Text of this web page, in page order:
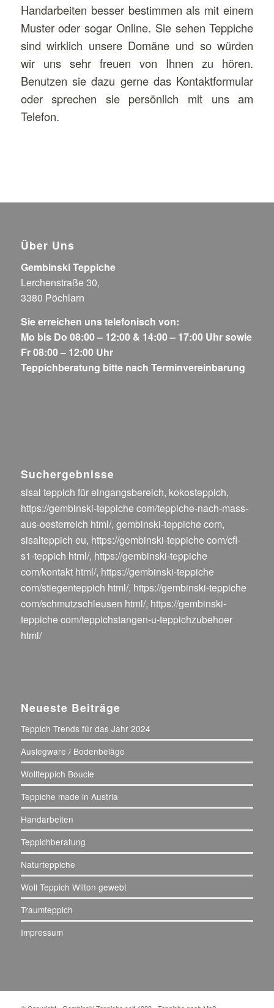
Handarbeiten besser bestimmen als mit einem
Muster oder sogar Online. Sie sehen Teppiche
sind wirklich unsere Domäne und so würden
wir uns sehr freuen von Ihnen zu hören.
Benutzen sie dazu gerne das Kontaktformular
oder sprechen sie persönlich mit uns am
Telefon.
Über Uns
Gembinski Teppiche
Lerchenstraße 30,
3380 Pöchlarn
Sie erreichen uns telefonisch von:
Mo bis Do 08:00 – 12:00 & 14:00 – 17:00 Uhr sowie
Fr 08:00 – 12:00 Uhr
Teppichberatung bitte nach Terminvereinbarung
Suchergebnisse
sisal teppich für eingangsbereich, kokosteppich,
https://gembinski-teppiche com/teppiche-nach-mass-
aus-oesterreich html/, gembinski-teppiche com,
sisalteppich eu, https://gembinski-teppiche com/cfl-
s1-teppich html/, https://gembinski-teppiche
com/kontakt html/, https://gembinski-teppiche
com/stiegenteppich html/, https://gembinski-teppiche
com/schmutzschleusen html/, https://gembinski-
teppiche com/teppichstangen-u-teppichzubehoer
html/
Neueste Beiträge
Teppich Trends für das Jahr 2024
Auslegware / Bodenbeläge
Wollteppich Boucle
Teppiche made in Austria
Handarbeiten
Teppichberatung
Naturteppiche
Woll Teppich Wilton gewebt
Traumteppich
Impressum